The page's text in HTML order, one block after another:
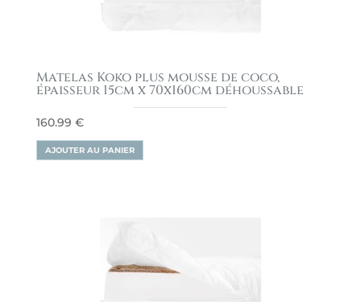
Matelas Koko plus mousse de coco,
épaisseur 15cm x 70x160cm déhoussable
160.99 €
AJOUTER AU PANIER